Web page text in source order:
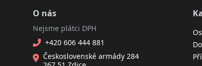
O nás
Nejsme plátci DPH
+420 606 444 881
Československé armády 284